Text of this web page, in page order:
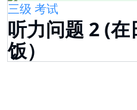
三级 考试
听力问题 2 (
饭）